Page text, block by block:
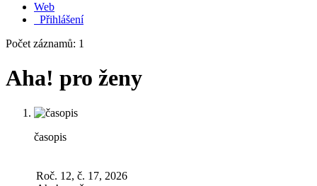
Web
Přihlášení
Počet záznamů: 1
Aha! pro ženy
časopis
Roč. 12, č. 17, 2026